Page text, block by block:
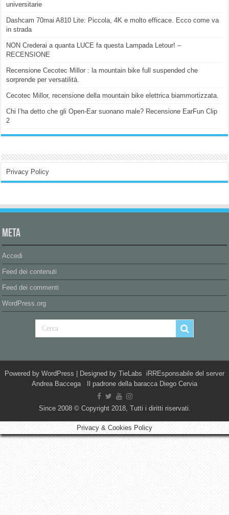
universitarie
Dashcam 70mai A810 Lite: Piccola, 4K e molto efficace. Ecco come va
in strada
NON Crederai a quanta LUCE fa questa Lampada Letour! –
RECENSIONE
Recensione Cecotec Millor : la mountain bike full suspended che
sorprende per versatilità.
Cecotec Millor, recensione della mountain bike elettrica biammortizzata.
Chi l’ha detto che gli Open-Ear suonano male? Recensione EarFun Clip
2
Privacy Policy
Meta
Accedi
Feed dei contenuti
Feed dei commenti
WordPress.org
Powered by WordPress | Designed by TieLabs iRREsponsabile del server
Andrea Baccega Il padrone della baracca Diego Cervia
Since 2008 © Copyright 2018, Tutti i diritti riservati.
Privacy & Cookies Policy